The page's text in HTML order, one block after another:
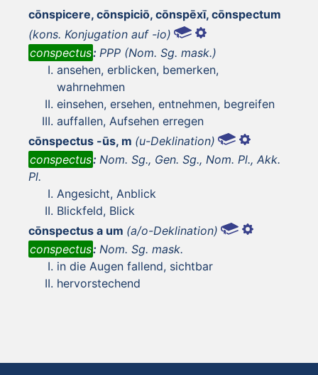
cōnspicere, cōnspiciō, cōnspēxī, cōnspectum
(kons. Konjugation auf -io)
conspectus: PPP (Nom. Sg. mask.)
ansehen, erblicken, bemerken,
wahrnehmen
einsehen, ersehen, entnehmen, begreifen
auffallen, Aufsehen erregen
cōnspectus -ūs, m (u-Deklination)
conspectus: Nom. Sg., Gen. Sg., Nom. Pl., Akk.
Pl.
Angesicht, Anblick
Blickfeld, Blick
cōnspectus a um (a/o-Deklination)
conspectus: Nom. Sg. mask.
in die Augen fallend, sichtbar
hervorstechend